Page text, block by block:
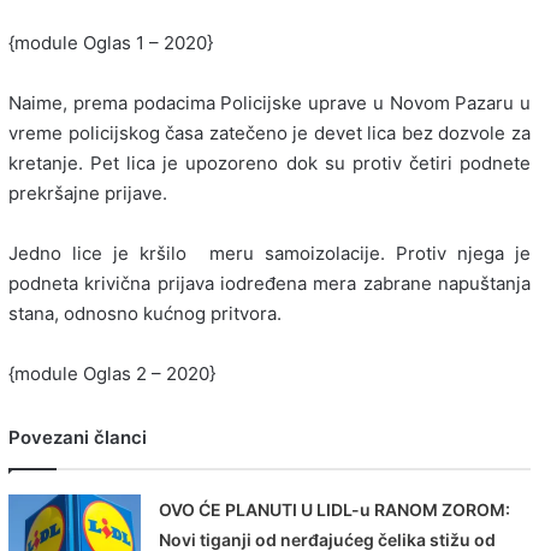
{module Oglas 1 – 2020}
Naime, prema podacima Policijske uprave u Novom Pazaru u
vreme policijskog časa zatečeno je devet lica bez dozvole za
kretanje. Pet lica je upozoreno dok su protiv četiri podnete
prekršajne prijave.
Jedno lice je kršilo meru samoizolacije. Protiv njega je
podneta krivična prijava iodređena mera zabrane napuštanja
stana, odnosno kućnog pritvora.
{module Oglas 2 – 2020}
Povezani članci
OVO ĆE PLANUTI U LIDL-u RANOM ZOROM:
Novi tiganji od nerđajućeg čelika stižu od